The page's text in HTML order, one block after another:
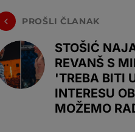
PROŠLI ČLANAK
STOŠIĆ
REVANŠ S
'TREBA BITI
INTERESU
MOŽEMO